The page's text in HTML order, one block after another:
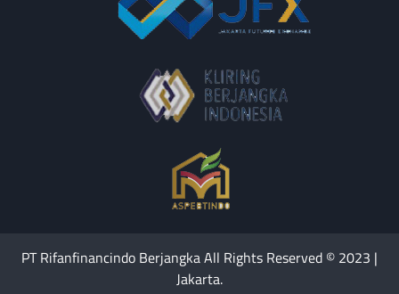
PT Rifanfinancindo Berjangka All Rights Reserved © 2023 |
Jakarta.